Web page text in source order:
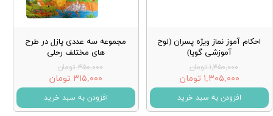
احکام آموز نماز ویژه پسران (لوح
آموزشی گویا)
۱,۴۵۰,۰۰۰ تومان
۱,۳۰۵,۰۰۰ تومان
افزودن به سبد خرید
مجموعه سه عددی پازل در طرح
های مختلف رحلی
۴۵۰,۰۰۰ تومان
۳۱۵,۰۰۰ تومان
افزودن به سبد خرید